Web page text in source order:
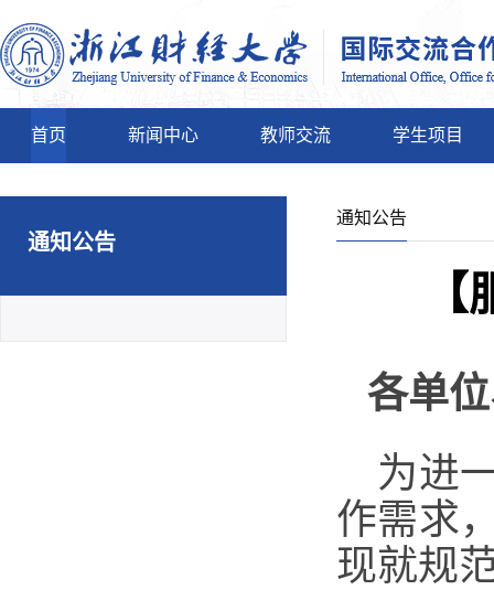
首页 新闻中心 教师交流 学生项目
通知公告
通知公告
各单
为进
作需求
现就规